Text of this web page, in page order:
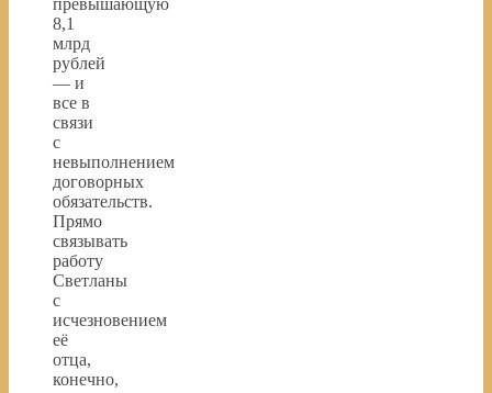
превышающую
8,1
млрд
рублей
— и
все в
связи
с
невыполнением
договорных
обязательств.
Прямо
связывать
работу
Светланы
с
исчезновением
её
отца,
конечно,